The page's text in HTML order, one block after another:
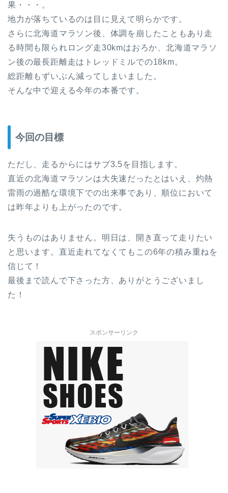
果・・・。
地力が落ちているのは目に見えて明らかです。
さらに北海道マラソン後、体調を崩したこともあり走
る時間も限られロング走30kmはおろか、北海道マラソ
ン後の最長距離走はトレッドミルでの18km。
総距離もずいぶん減ってしまいました。
そんな中で迎える今年の本番です。
今回の目標
ただし、走るからにはサブ3.5を目指します。
直近の北海道マラソンは大失速だったとはいえ、灼熱
雷雨の過酷な環境下での出来事であり、順位において
は昨年よりも上がったのです。
失うものはありません。明日は、開き直って走りたい
と思います。直近走れてなくてもこの6年の積み重ねを
信じて！
最後まで読んで下さった方、ありがとうございまし
た！
スポンサーリンク